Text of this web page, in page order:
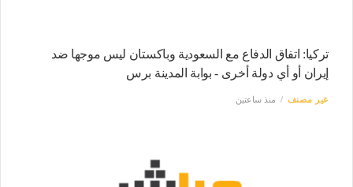
تركيا: اتفاق الدفاع مع السعودية وباكستان ليس موجها ضد
إيران أو أي دولة أخرى - بوابة المدينة برس
غير مصنف منذ ساعتين